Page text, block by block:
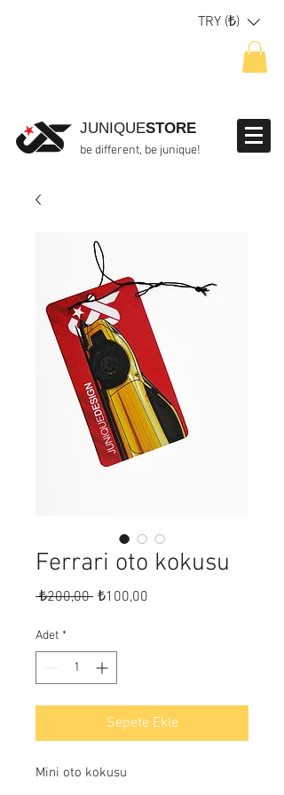
TRY (₺)
JUNIQUESTORE
be different, be junique!
Ferrari oto kokusu
₺200,00 Normal
₺100,00
Adet *
Sepete Ekle
Mini oto kokusu